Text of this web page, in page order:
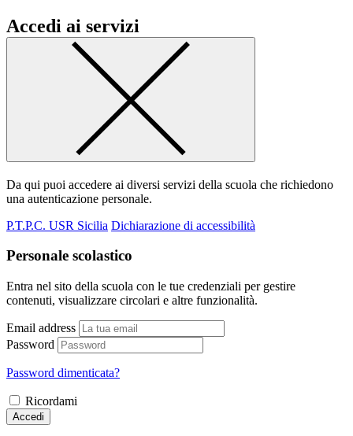
Accedi ai servizi
Da qui puoi accedere ai diversi servizi della scuola che richiedono
una autenticazione personale.
P.T.P.C. USR Sicilia Dichiarazione di accessibilità
Personale scolastico
Entra nel sito della scuola con le tue credenziali per gestire
contenuti, visualizzare circolari e altre funzionalità.
Email address
Password
Password dimenticata?
Ricordami
Accedi